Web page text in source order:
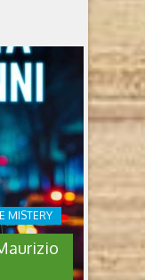
MISTERY